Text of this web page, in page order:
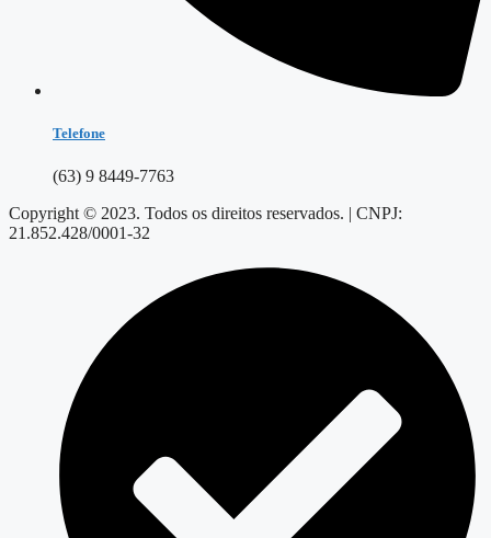
Telefone
(63) 9 8449-7763
Copyright © 2023. Todos os direitos reservados. | CNPJ:
21.852.428/0001-32